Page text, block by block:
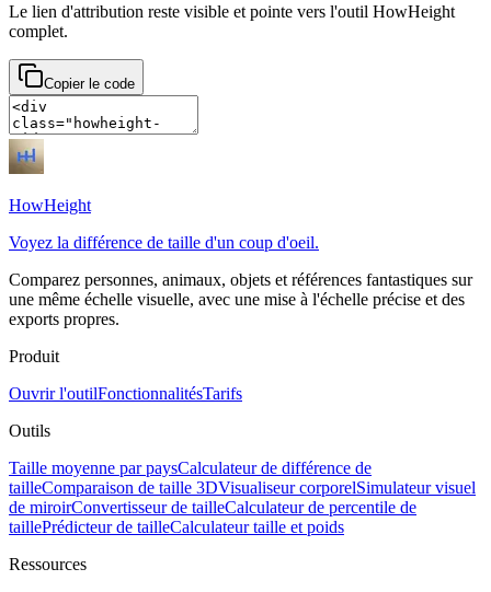
Le lien d'attribution reste visible et pointe vers l'outil HowHeight
complet.
Copier le code
HowHeight
Voyez la différence de taille d'un coup d'oeil.
Comparez personnes, animaux, objets et références fantastiques sur
une même échelle visuelle, avec une mise à l'échelle précise et des
exports propres.
Produit
Ouvrir l'outilFonctionnalitésTarifs
Outils
Taille moyenne par paysCalculateur de différence de
tailleComparaison de taille 3DVisualiseur corporelSimulateur visuel
de miroirConvertisseur de tailleCalculateur de percentile de
taillePrédicteur de tailleCalculateur taille et poids
Ressources